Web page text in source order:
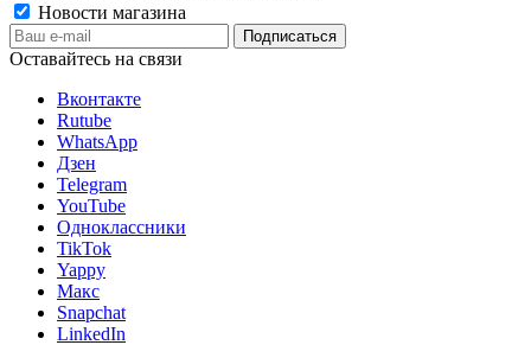
Новости магазина
Оставайтесь на связи
Вконтакте
Rutube
WhatsApp
Дзен
Telegram
YouTube
Одноклассники
TikTok
Yappy
Макс
Snapchat
LinkedIn